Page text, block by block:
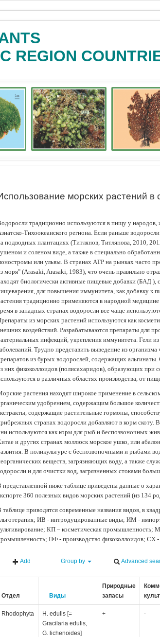
REGION
морских растений в
традиционно используются в пищу у
Тихоокеанского региона. Если раньше
подводных плантациях (Tитлянов, Титлянова, 2010,
и соленом виде, а также в специально
или ульвы. В странах АТР на рынках часто
моря" (Arasaki, Arasaki, 1983), что очень правильно
биологически активные пищевые добавки (БАД
для повышения иммунитета, как добавку
традиционно применяются в народной
в западных странах водоросли все чаще
из морских растений используются как
воздействий. Разрабатываются препараты для
инфекций, укрепления иммунитета. Гели
Трудно представить выведение из
из бурых водорослей, содержащих
них фикоколлоидов (полисахаридов), образующих при
в различных областях производства, от
растения находят широкое применение в
удобрением, содержащим большое
содержащие растительные гормоны,
странах водоросли добавляют в корм скоту.
используются как корм для рыб и беспозвоночных
и других странах моллюск морское ушко, или
В поликультуре с беспозвоночными и рыбами
веществ, загрязняющих воду, а также
и для очистки вод, загрязненных стоками
представленной ниже таблице приведены данные о
360 полезных видов морских растений (из 134
таблице приводятся современные названия видов, в
ИВ - интродуцированные виды; ИМ -
КП – косметическая
ПФ - производство фикоколлоидов; СХ -
Add Group by Advanced
Отдел Виды
Природные
запасы
Rhodophyta
H. edulis [=
Gracilaria edulis,
G. lichenoides]
+ -